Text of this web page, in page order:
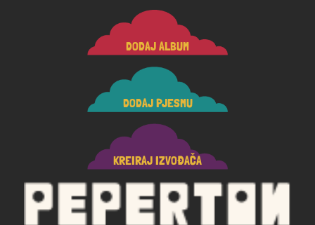
DODAJ ALBUM
DODAJ PJESMU
KREIRAJ IZVOĐAČA